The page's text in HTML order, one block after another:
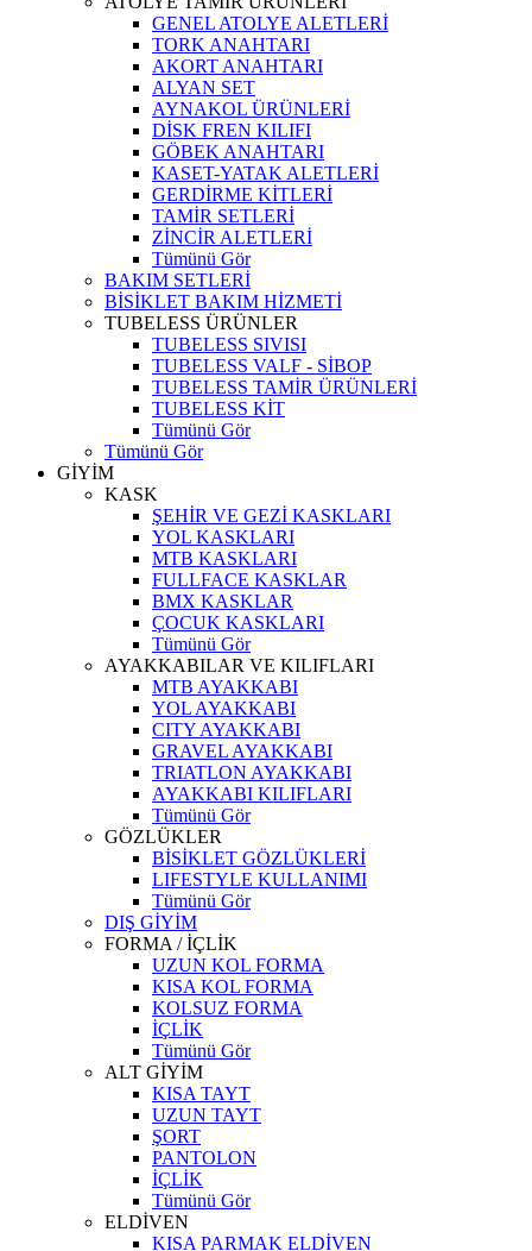
GENEL ATOLYE ALETLERİ
TORK ANAHTARI
AKORT ANAHTARI
ALYAN SET
AYNAKOL ÜRÜNLERİ
DİSK FREN KILIFI
GÖBEK ANAHTARI
KASET-YATAK ALETLERİ
GERDİRME KİTLERİ
TAMİR SETLERİ
ZİNCİR ALETLERİ
Tümünü Gör
BAKIM SETLERİ
BİSİKLET BAKIM HİZMETİ
TUBELESS ÜRÜNLER
TUBELESS SIVISI
TUBELESS VALF - SİBOP
TUBELESS TAMİR ÜRÜNLERİ
TUBELESS KİT
Tümünü Gör
Tümünü Gör
GİYİM
KASK
ŞEHİR VE GEZİ KASKLARI
YOL KASKLARI
MTB KASKLARI
FULLFACE KASKLAR
BMX KASKLAR
ÇOCUK KASKLARI
Tümünü Gör
AYAKKABILAR VE KILIFLARI
MTB AYAKKABI
YOL AYAKKABI
CITY AYAKKABI
GRAVEL AYAKKABI
TRIATLON AYAKKABI
AYAKKABI KILIFLARI
Tümünü Gör
GÖZLÜKLER
BİSİKLET GÖZLÜKLERİ
LIFESTYLE KULLANIMI
Tümünü Gör
DIŞ GİYİM
FORMA / İÇLİK
UZUN KOL FORMA
KISA KOL FORMA
KOLSUZ FORMA
İÇLİK
Tümünü Gör
ALT GİYİM
KISA TAYT
UZUN TAYT
ŞORT
PANTOLON
İÇLİK
Tümünü Gör
ELDİVEN
KISA PARMAK ELDİVEN